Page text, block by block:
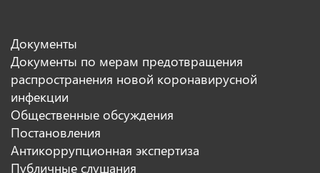
Документы
Документы по мерам предотвращения
распространения новой коронавирусной
инфекции
Общественные обсуждения
Постановления
Антикоррупционная экспертиза
Публичные слушания